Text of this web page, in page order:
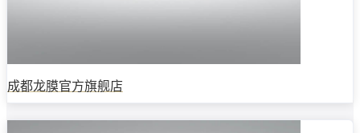
成都龙膜官方旗舰店